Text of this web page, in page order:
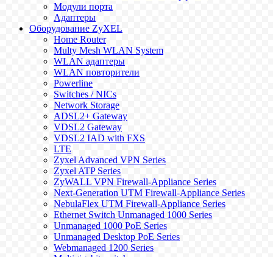
Модули порта
Адаптеры
Оборудование ZyXEL
Home Router
Multy Mesh WLAN System
WLAN адаптеры
WLAN повторители
Powerline
Switches / NICs
Network Storage
ADSL2+ Gateway
VDSL2 Gateway
VDSL2 IAD with FXS
LTE
Zyxel Advanced VPN Series
Zyxel ATP Series
ZyWALL VPN Firewall-Appliance Series
Next-Generation UTM Firewall-Appliance Series
NebulaFlex UTM Firewall-Appliance Series
Ethernet Switch Unmanaged 1000 Series
Unmanaged 1000 PoE Series
Unmanaged Desktop PoE Series
Webmanaged 1200 Series